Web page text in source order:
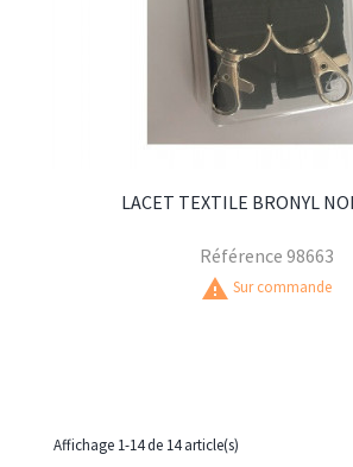
LACET TEXTILE BRONYL
Référence 98663
warning Sur commande
Affichage 1-14 de 14 article(s)